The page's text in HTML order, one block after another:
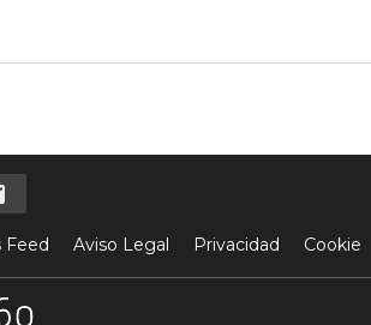
Feed Aviso Legal Privacidad Cookie